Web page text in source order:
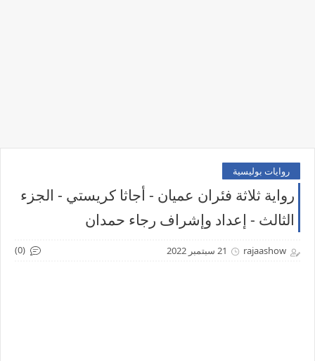
روايات بوليسية
رواية ثلاثة فئران عميان - أجاثا كريستي - الجزء
الثالث - إعداد وإشراف رجاء حمدان
rajaashow 21 سبتمبر 2022 (0)